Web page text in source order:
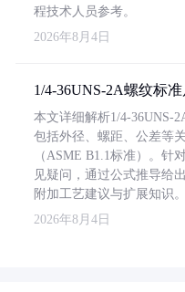
程技术人员参考。
2026年8月4日
1/4-36UNS-2A螺纹标
本文详细解析1/4-36UNS-
包括外径、螺距、公差等
（ASME B1.1标准）。针
见疑问，通过公式推导给
附加工艺建议与扩展知识。
2026年8月4日